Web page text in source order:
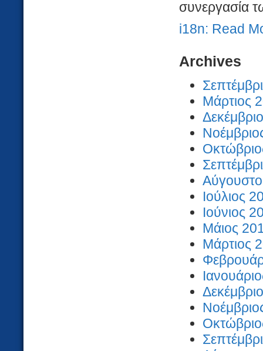
συνεργασία
i18n: Read
Archives
Μάρτιος
Ιούλιος
Ιούνιος
Μάιος
Μάρτιος